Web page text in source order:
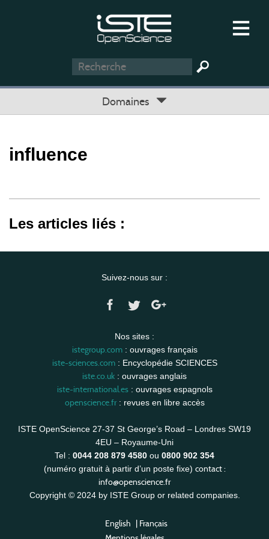
Domaines
influence
Les articles liés :
Suivez-nous sur :
Nos sites :
istegroup.com: ouvrages français
iste-sciences.com: Encyclopédie SCIENCES
iste.co.uk : ouvrages anglais
iste-international.es: ouvrages espagnols
openscience.fr: revues en libre accès
ISTE OpenScience 27-37 St George’s Road – Londres SW19
4EU – Royaume-Uni
Tel : 0044 208 879 4580 ou 0800 902 354
(numéro gratuit à partir d’un poste fixe) contact :
info@openscience.fr
Copyright © 2024 by ISTE Group or related companies.
English | Français